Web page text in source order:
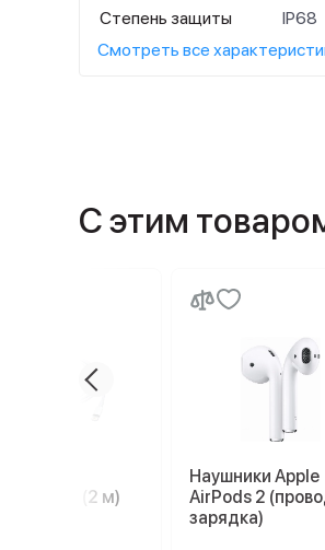
Степень защиты
IP68
Смотреть все
С этим
USB (2 м)
Наушники Apple
AirPods 2
зарядка)